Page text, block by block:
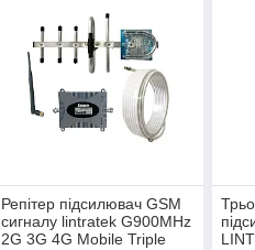
Репітер підсилювач GSM
сигналу lintratek G900MHz
2G 3G 4G Mobile Triple